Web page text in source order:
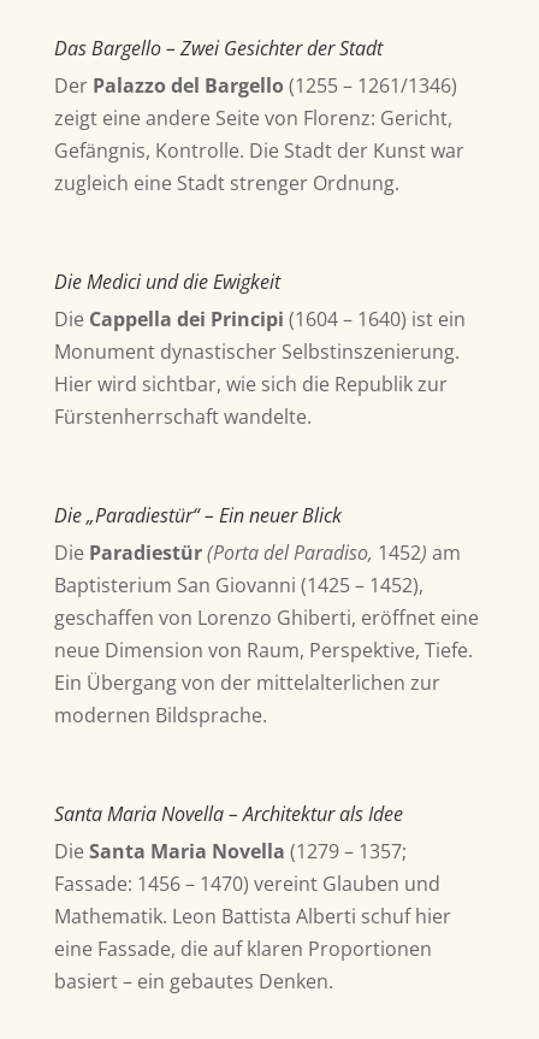
Das Bargello – Zwei Gesichter der Stadt
Der Palazzo del Bargello(1255 – 1261/1346)
zeigt eine andere Seite von Florenz: Gericht,
Gefängnis, Kontrolle. Die Stadt der Kunst war
zugleich eine Stadt strenger Ordnung.
Die Medici und die Ewigkeit
Die Cappella dei Principi (1604 – 1640) ist ein
Monument dynastischer Selbstinszenierung.
Hier wird sichtbar, wie sich die Republik zur
Fürstenherrschaft wandelte.
Die „Paradiestür“ – Ein neuer Blick
Die Paradiestür(Porta del Paradiso, 1452) am
Baptisterium San Giovanni (1425 – 1452),
geschaffen von Lorenzo Ghiberti, eröffnet eine
neue Dimension von Raum, Perspektive, Tiefe.
Ein Übergang von der mittelalterlichen zur
modernen Bildsprache.
Santa Maria Novella – Architektur als Idee
DieSanta Maria Novella (1279 – 1357;
Fassade: 1456 – 1470) vereint Glauben und
Mathematik. Leon Battista Alberti schuf hier
eine Fassade, die auf klaren Proportionen
basiert – ein gebautes Denken.